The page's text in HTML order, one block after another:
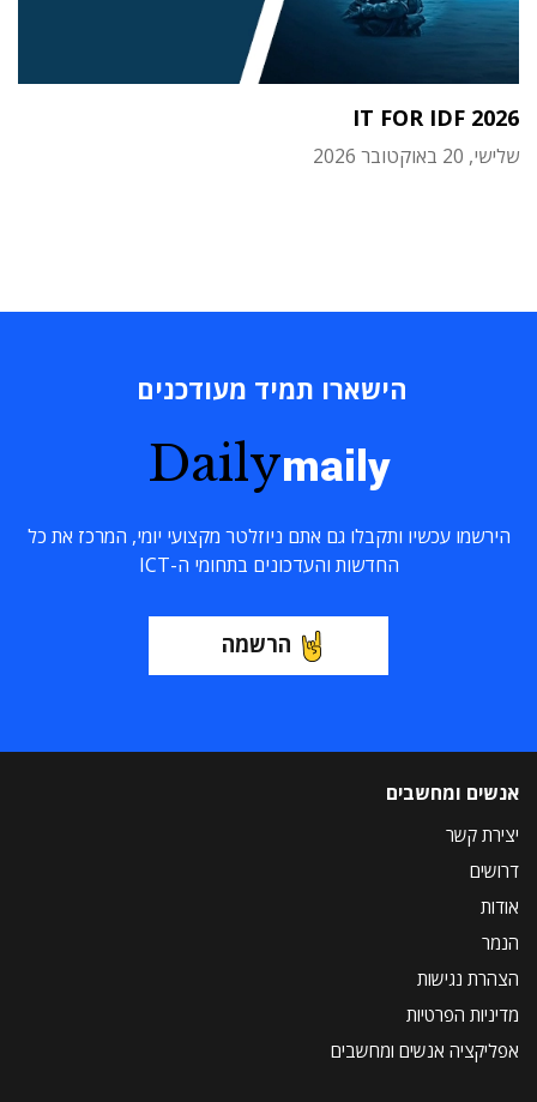
IT FOR IDF 2026
שלישי, 20 באוקטובר 2026
הישארו תמיד מעודכנים
Dailymaily
הירשמו עכשיו ותקבלו גם אתם ניוזלטר מקצועי יומי, המרכז את כל
החדשות והעדכונים בתחומי ה-ICT
הרשמה
אנשים ומחשבים
יצירת קשר
דרושים
אודות
הנמר
הצהרת נגישות
מדיניות הפרטיות
אפליקציה אנשים ומחשבים